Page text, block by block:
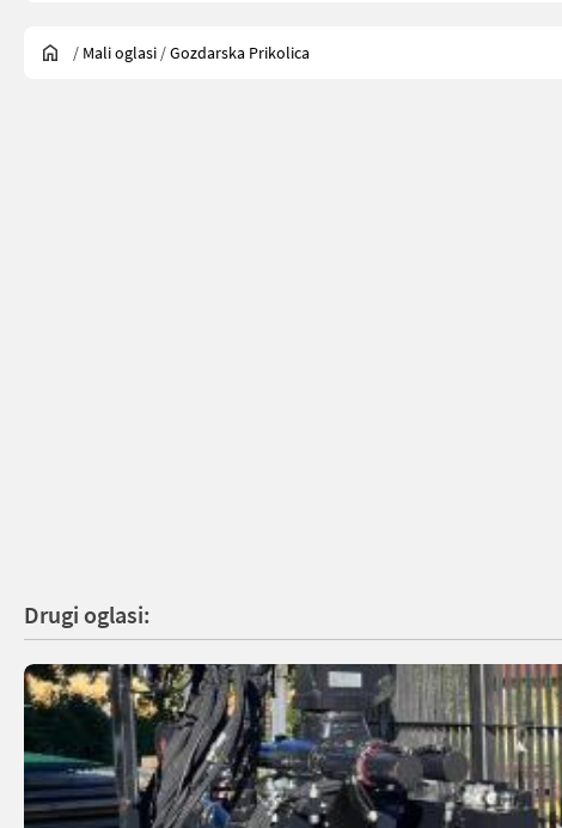
/ Mali oglasi /Gozdarska Prikolica
Drugi oglasi: